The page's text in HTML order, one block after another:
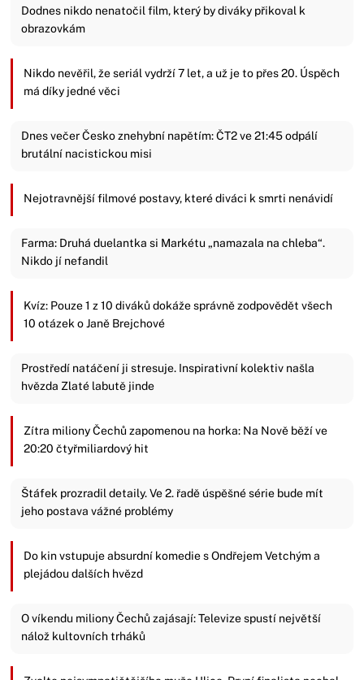
Dodnes nikdo nenatočil film, který by diváky přikoval k
obrazovkám
Nikdo nevěřil, že seriál vydrží 7 let, a už je to přes 20. Úspěch
má díky jedné věci
Dnes večer Česko znehybní napětím: ČT2 ve 21:45 odpálí
brutální nacistickou misi
Nejotravnější filmové postavy, které diváci k smrti nenávidí
Farma: Druhá duelantka si Markétu „namazala na chleba“.
Nikdo jí nefandil
Kvíz: Pouze 1 z 10 diváků dokáže správně zodpovědět všech
10 otázek o Janě Brejchové
Prostředí natáčení ji stresuje. Inspirativní kolektiv našla
hvězda Zlaté labutě jinde
Zítra miliony Čechů zapomenou na horka: Na Nově běží ve
20:20 čtyřmiliardový hit
Štáfek prozradil detaily. Ve 2. řadě úspěšné série bude mít
jeho postava vážné problémy
Do kin vstupuje absurdní komedie s Ondřejem Vetchým a
plejádou dalších hvězd
O víkendu miliony Čechů zajásají: Televize spustí největší
nálož kultovních trháků